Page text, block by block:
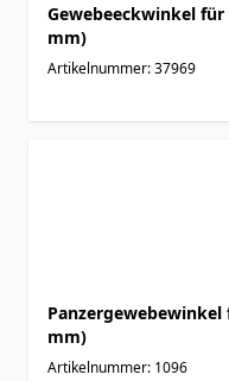
Gewebeeckwinkel
mm)
Artikelnummer: 37969
mm)
Artikelnummer: 1096